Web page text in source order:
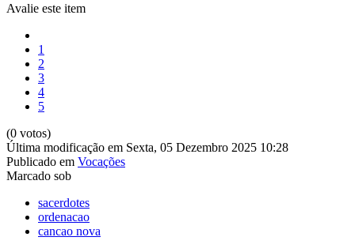
Avalie este item
1
2
3
4
5
(0 votos)
Última modificação em Sexta, 05 Dezembro 2025 10:28
Publicado em Vocações
Marcado sob
sacerdotes
ordenacao
cancao nova